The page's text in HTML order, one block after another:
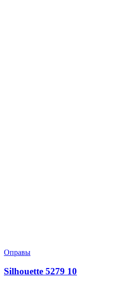
Оправы
Silhouette 5279 10